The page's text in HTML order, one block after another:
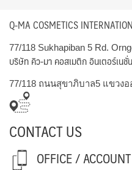
Q-MA COSMETICS
77/118 Sukhapiban 5 Rd.
บริษัท คิว-มา คอสเมติก อินเตอร์เนชั่
77/118 ถนนสุขาภิบาล5 แขวงอ
CONTACT US
OFFICE / ACCOUNT